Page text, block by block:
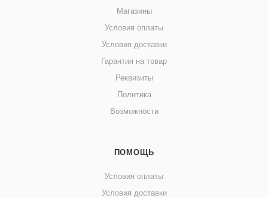
Магазины
Условия оплаты
Условия доставки
Гарантия на товар
Реквизиты
Политика
Возможности
ПОМОЩЬ
Условия оплаты
Условия доставки